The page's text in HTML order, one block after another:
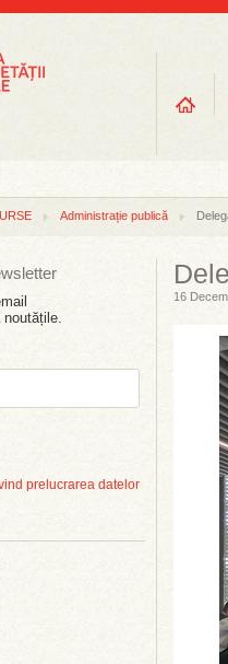
Administrație publică
prelucrarea datelor
16